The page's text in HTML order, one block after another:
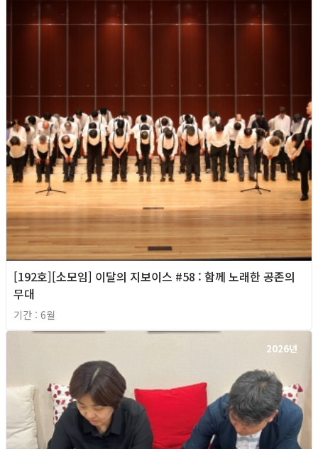
[192호][소모임] 이달의 지보이스 #58 : 함께 노래한 공존의
무대
기간 : 6월
2026년